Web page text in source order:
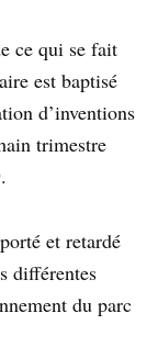
ce qui se fait
est baptisé
d’inventions
trimestre
et retardé
différentes
du parc